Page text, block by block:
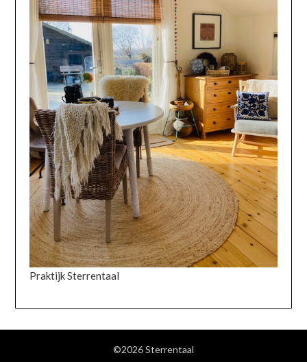
Praktijk Sterrentaal
©2026 Sterrentaal